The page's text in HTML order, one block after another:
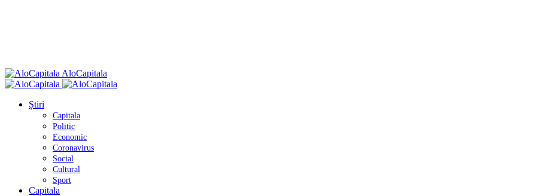
AloCapitala
Știri
Capitala
Politic
Economic
Coronavirus
Social
Cultural
Sport
Capitala